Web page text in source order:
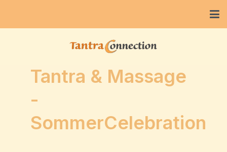
Tantra & Massage
-
SommerCelebration